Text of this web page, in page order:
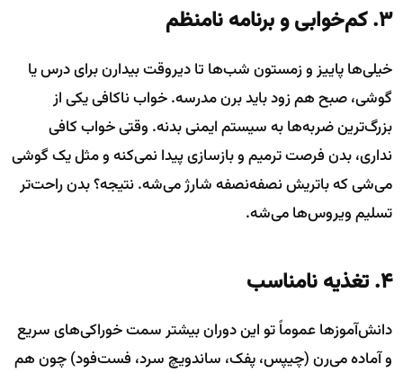
۳. کم‌خوابی و برنامه نامنظم
خیلی‌ها پاییز و زمستون شب‌ها تا دیروقت بیدارن برای درس یا
گوشی، صبح هم زود باید برن مدرسه. خواب ناکافی یکی از
بزرگ‌ترین ضربه‌ها به سیستم ایمنی بدنه. وقتی خواب کافی
نداری، بدن فرصت ترمیم و بازسازی پیدا نمی‌کنه و مثل یک گوشی
می‌شی که باتریش نصفه‌نصفه شارژ می‌شه. نتیجه؟ بدن راحت‌تر
تسلیم ویروس‌ها می‌شه.
۴. تغذیه نامناسب
دانش‌آموزها عموماً تو این دوران بیشتر سمت خوراکی‌های سریع
و آماده می‌رن (چیپس، پفک، ساندویچ سرد، فست‌فود) چون هم